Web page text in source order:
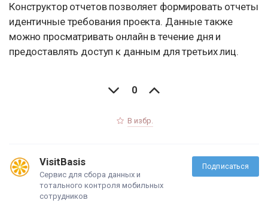
Конструктор отчетов позволяет формировать отчеты
идентичные требования проекта. Данные также
можно просматривать онлайн в течение дня и
предоставлять доступ к данным для третьих лиц.
0
В избр.
Подписаться
VisitBasis
Сервис для сбора данных и
тотального контроля мобильных
сотрудников